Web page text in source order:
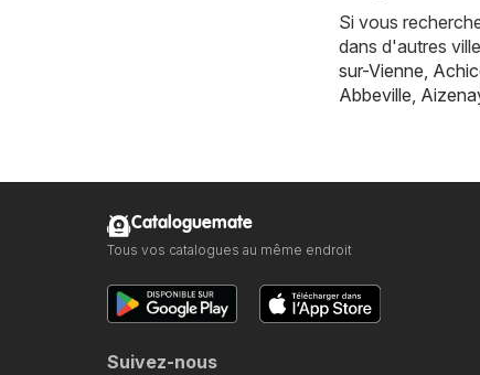
Si vous
dans d'autres
sur-Vienne,
Abbeville,
Cataloguemate
Tous vos catalogues au même endroit
Suivez-nous